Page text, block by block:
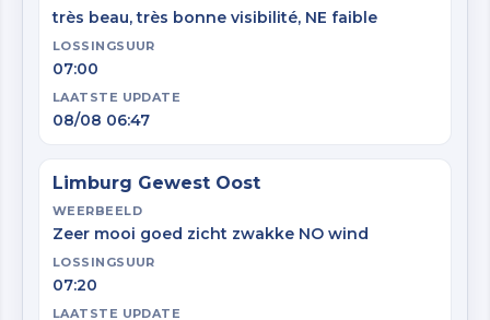
très beau, très bonne visibilité, NE faible
LOSSINGSUUR
07:00
LAATSTE UPDATE
08/08 06:47
Limburg Gewest Oost
WEERBEELD
Zeer mooi goed zicht zwakke NO wind
LOSSINGSUUR
07:20
LAATSTE UPDATE